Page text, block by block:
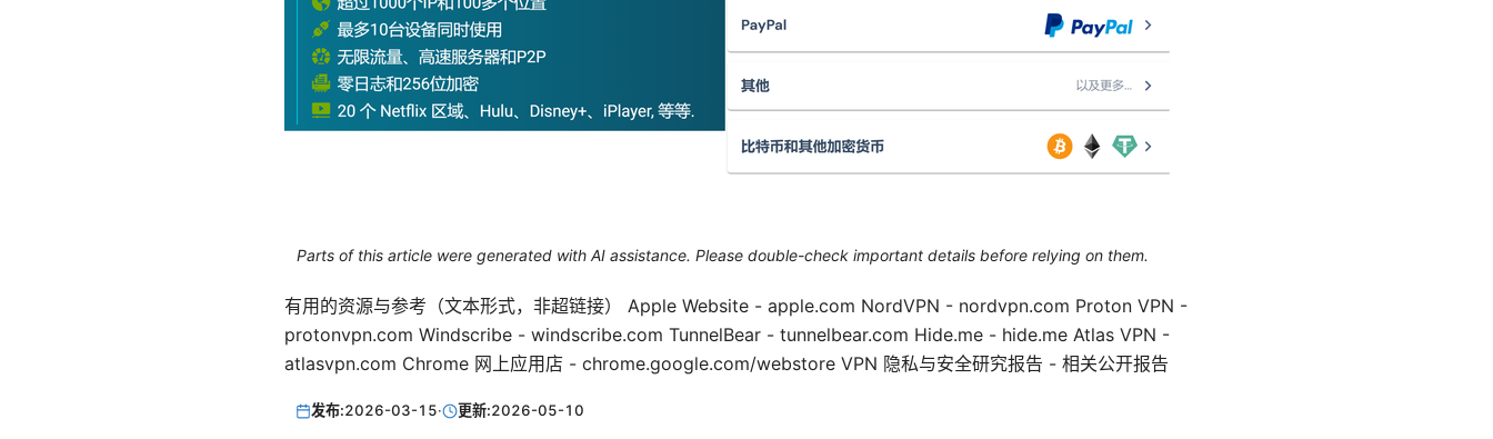
Parts of this article were generated with AI assistance. Please double-check important details before relying on them.
有用的资源与参考（文本形式，非超链接） Apple Website - apple.com NordVPN - nordvpn.com Proton VPN -
protonvpn.com Windscribe - windscribe.com TunnelBear - tunnelbear.com Hide.me - hide.me Atlas VPN -
atlasvpn.com Chrome 网上应用店 - chrome.google.com/webstore VPN 隐私与安全研究报告 - 相关公开报告
发布:2026-03-15· 更新:2026-05-10